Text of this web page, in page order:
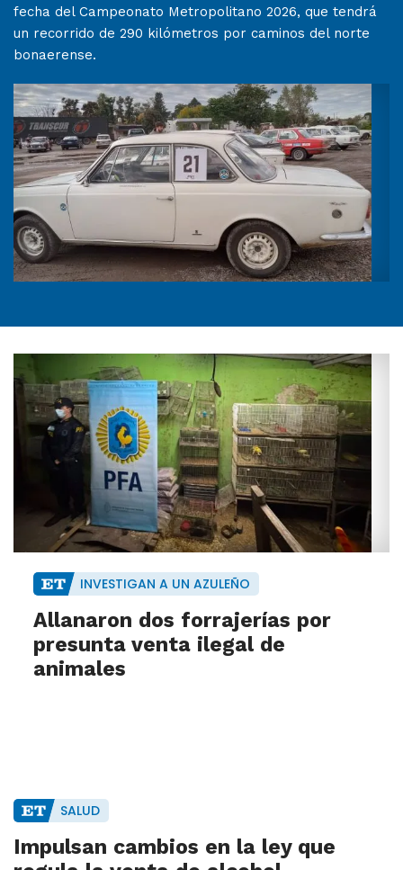
fecha del Campeonato Metropolitano 2026, que tendrá
un recorrido de 290 kilómetros por caminos del norte
bonaerense.
INVESTIGAN A UN AZULEÑO
Allanaron dos forrajerías por
presunta venta ilegal de
animales
SALUD
Impulsan cambios en la ley que